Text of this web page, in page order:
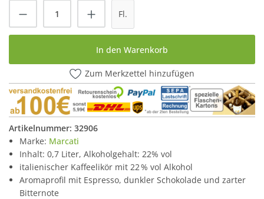
Produkt Anzahl: Gib den gewünschten
Fl.
In den Warenkorb
Zum Merkzettel hinzufügen
Artikelnummer: 32906
Marke: Marcati
Inhalt: 0,7 Liter, Alkoholgehalt: 22% vol
italienischer Kaffeelikör mit 22 % vol Alkohol
Aromaprofil mit Espresso, dunkler Schokolade und zarter
Bitternote